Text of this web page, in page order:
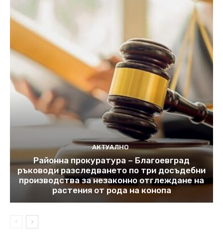
АКТУАЛНО
Районна прокуратура – Благоевград
ръководи разследването по три досъдебни
производства за незаконно отглеждане на
растения от рода на конопа